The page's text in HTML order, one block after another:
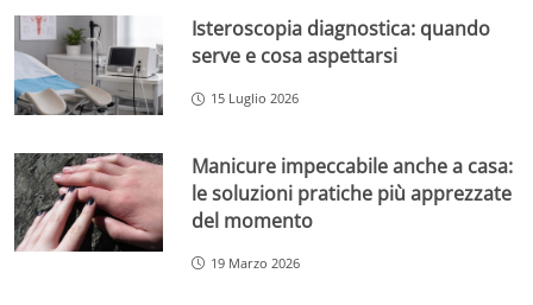
Isteroscopia diagnostica: quando
serve e cosa aspettarsi
15 Luglio 2026
Manicure impeccabile anche a casa:
le soluzioni pratiche più apprezzate
del momento
19 Marzo 2026